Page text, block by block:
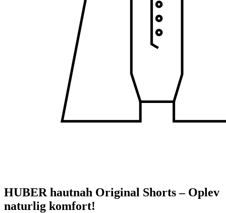
HUBER hautnah Original Shorts – Oplev
naturlig komfort!